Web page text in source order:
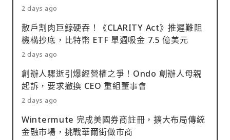
2 days ago
散戶割肉巨鯨硬吞！《CLARITY Act》推遲難阻
機構抄底，比特幣 ETF 單週吸金 7.5 億美元
2 days ago
創辦人驟逝引爆經營權之爭！Ondo 創辦人母親
起訴，要求撤換 CEO 重組董事會
2 days ago
Wintermute 完成美國券商註冊，擴大布局傳統
金融市場，挑戰華爾街做市商